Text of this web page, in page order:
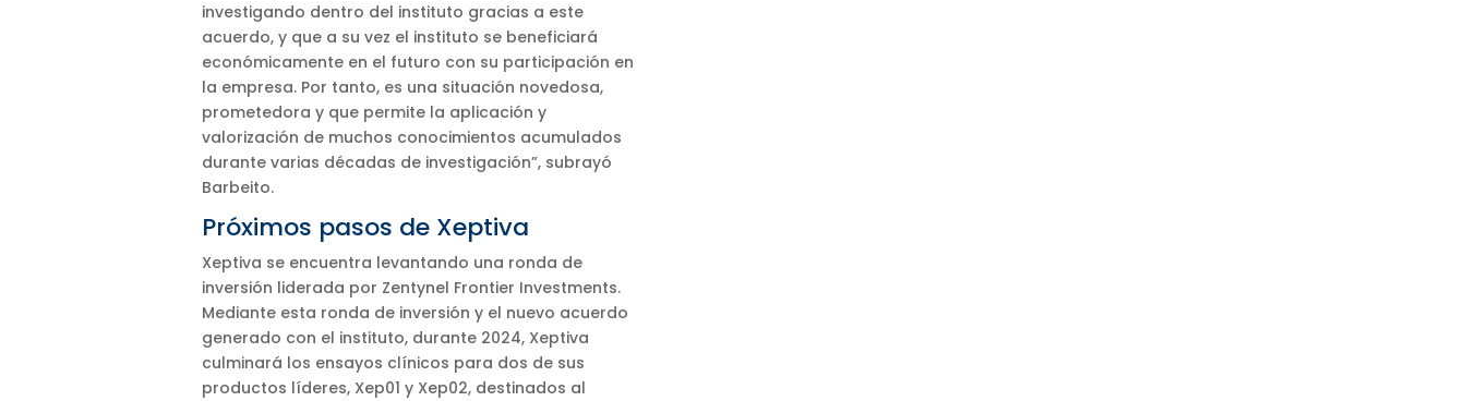
investigando dentro del instituto gracias a este
acuerdo, y que a su vez el instituto se beneficiará
económicamente en el futuro con su participación en
la empresa. Por tanto, es una situación novedosa,
prometedora y que permite la aplicación y
valorización de muchos conocimientos acumulados
durante varias décadas de investigación”, subrayó
Barbeito.
Próximos pasos de Xeptiva
Xeptiva se encuentra levantando una ronda de
inversión liderada por Zentynel Frontier Investments.
Mediante esta ronda de inversión y el nuevo acuerdo
generado con el instituto, durante 2024, Xeptiva
culminará los ensayos clínicos para dos de sus
productos líderes, Xep01 y Xep02, destinados al